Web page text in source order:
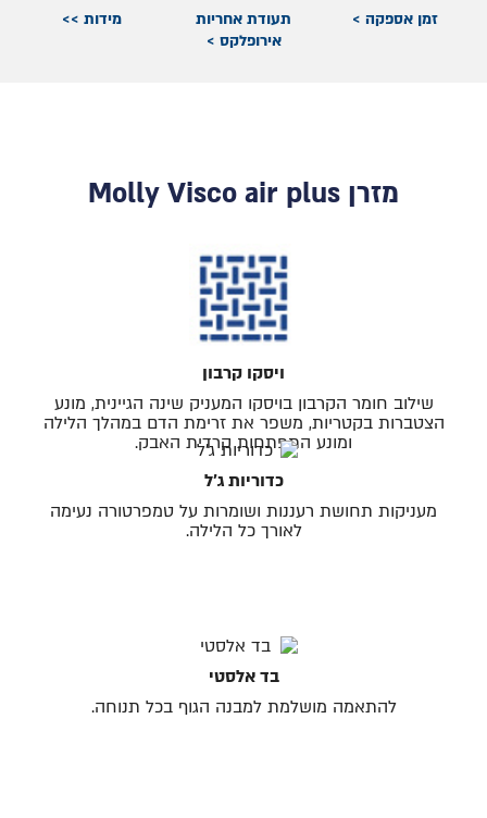
זמן אספקה >
תעודת אחריות
אירופלקס >
מידות >>
מזרן Molly Visco air plus
ויסקו קרבון
שילוב חומר הקרבון בויסקו המעניק שינה הגיינית, מונע
הצטברות בקטריות, משפר את זרימת הדם במהלך הלילה
ומונע התפתחות קרדית האבק.
כדוריות ג׳ל
מעניקות תחושת רעננות ושומרות על טמפרטורה נעימה
לאורך כל הלילה.
בד אלסטי
להתאמה מושלמת למבנה הגוף בכל תנוחה.